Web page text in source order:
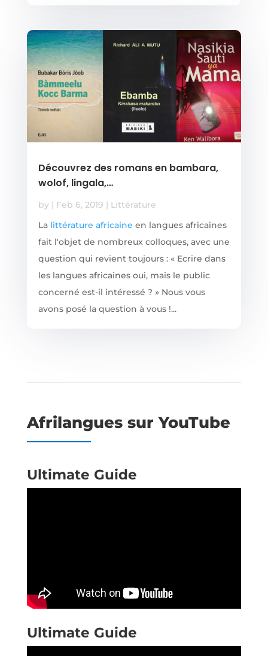
Découvrez des romans en bambara,
wolof, lingala,…
by | Feb 6, 2019 | Littérature
La littérature africaine en langues africaines
fait l'objet de nombreux colloques, avec une
question qui revient toujours : « Ecrire dans
les langues africaines oui, mais le public
concerné est-il intéressé ? » Nous vous
avons posé la question à vous !...
Afrilangues sur YouTube
Ultimate Guide
Ultimate Guide